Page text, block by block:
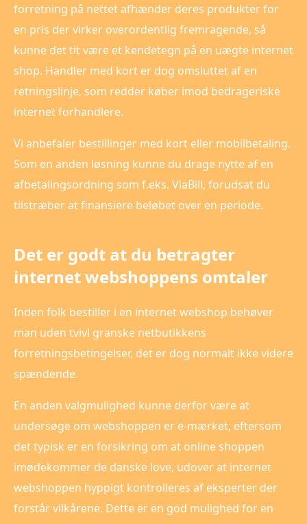
forretning på nettet afhænder deres produkter for
en pris der virker overordentlig fremragende, så
kunne det tit være et kendetegn på en uægte internet
shop. Handler med kort er dog omsluttet af en
retningslinje, som redder køber imod bedrageriske
internet forhandlere.
Vi anbefaler bestillinger med kort eller mobilbetaling.
Som en anden løsning kunne du drage nytte af en
afbetalingsordning som f.eks. ViaBill, forudsat du
tilstræber at finansiere beløbet over en periode.
Det er godt at du betragter
internet webshoppens omtaler
Inden folk bestiller i en internet webshop behøver
man uden tvivl granske netbutikkens
forretningsbetingelser, det er dog normalt ikke videre
spændende.
En anden valgmulighed kunne derfor være at
undersøge om webshoppen er e-mærket, eftersom
det typisk er en forsikring om at online shoppen
imødekommer de danske love, udover at internet
webshoppen hyppigt kontrolleres af eksperter der
forstår vilkårene. Dette er en god mulighed for en